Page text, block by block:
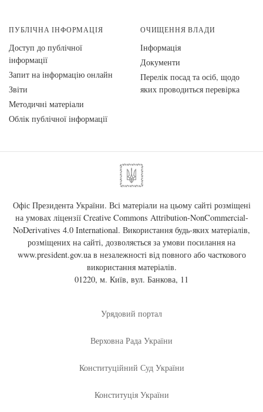
ПУБЛІЧНА ІНФОРМАЦІЯ
Доступ до публічної
інформації
Запит на інформацію онлайн
Звіти
Методичні матеріали
Облік публічної інформації
ОЧИЩЕННЯ ВЛАДИ
Інформація
Документи
Перелік посад та осіб, щодо
яких проводиться перевірка
Офіс Президента України. Всі матеріали на цьому сайті розміщені
на умовах ліцензії Creative Commons Attribution-NonCommercial-
NoDerivatives 4.0 International. Використання будь-яких матеріалів,
розміщених на сайті, дозволяється за умови посилання на
www.president.gov.uaв незалежності від повного або часткового
використання матеріалів.
01220, м. Київ, вул. Банкова, 11
Урядовий портал
Верховна Рада України
Конституційний Суд України
Конституція України